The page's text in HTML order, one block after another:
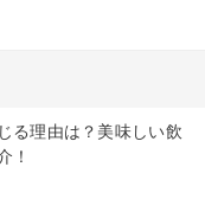
る理由は？美味しい飲
！